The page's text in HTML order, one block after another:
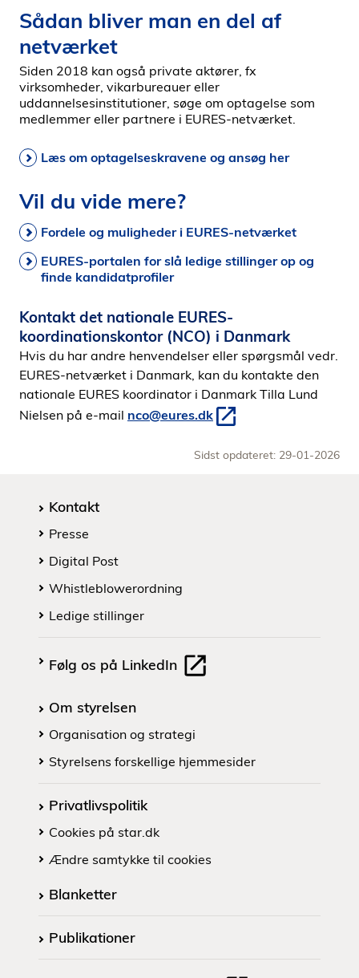
Sådan bliver man en del af
netværket
Siden 2018 kan også private aktører, fx
virksomheder, vikarbureauer eller
uddannelsesinstitutioner, søge om optagelse som
medlemmer eller partnere i EURES-netværket.
Læs om optagelseskravene og ansøg her
Vil du vide mere?
Fordele og muligheder i EURES-netværket
EURES-portalen for slå ledige stillinger op og
finde kandidatprofiler
Kontakt det nationale EURES-
koordinationskontor (NCO) i Danmark
Hvis du har andre henvendelser eller spørgsmål vedr.
EURES-netværket i Danmark, kan du kontakte den
nationale EURES koordinator i Danmark Tilla Lund
Nielsen på e-mail nco@eures.dk
Sidst opdateret: 29-01-2026
Kontakt
Presse
Digital Post
Whistleblowerordning
Ledige stillinger
Følg os på LinkedIn
Om styrelsen
Organisation og strategi
Styrelsens forskellige hjemmesider
Privatlivspolitik
Cookies på star.dk
Ændre samtykke til cookies
Blanketter
Publikationer